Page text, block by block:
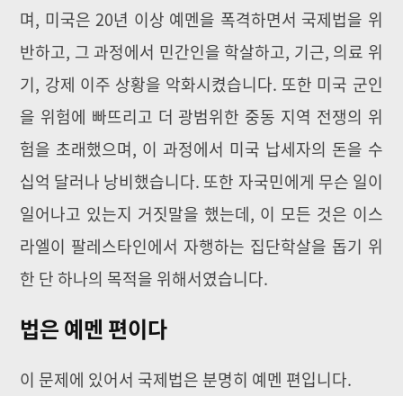
며, 미국은 20년 이상 예멘을 폭격하면서 국제법을 위
반하고, 그 과정에서 민간인을 학살하고, 기근, 의료 위
기, 강제 이주 상황을 악화시켰습니다. 또한 미국 군인
을 위험에 빠뜨리고 더 광범위한 중동 지역 전쟁의 위
험을 초래했으며, 이 과정에서 미국 납세자의 돈을 수
십억 달러나 낭비했습니다. 또한 자국민에게 무슨 일이
일어나고 있는지 거짓말을 했는데, 이 모든 것은 이스
라엘이 팔레스타인에서 자행하는 집단학살을 돕기 위
한 단 하나의 목적을 위해서였습니다.
법은 예멘 편이다
이 문제에 있어서 국제법은 분명히 예멘 편입니다.